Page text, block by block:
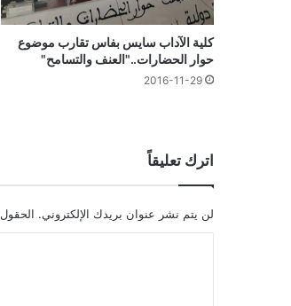
كلية الآداب سايس بفاس تقارب موضوع
حوار الحضارات.."العنف والتسامح"
2016-11-29
اترك تعليقاً
لن يتم نشر عنوان بريدك الإلكتروني. الحقول